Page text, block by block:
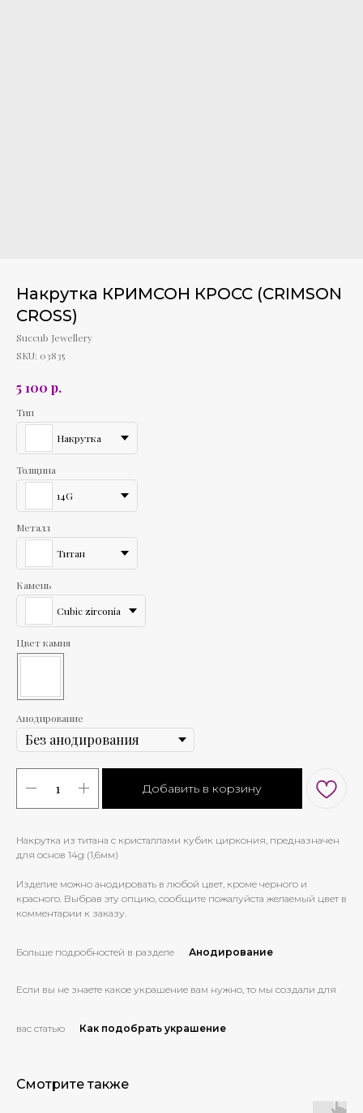
Накрутка КРИМСОН КРОСС (CRIMSON
CROSS)
Succub Jewellery
SKU: 03835
5 100 р.
Тип
Накрутка
Толщина
14G
Металл
Титан
Камень
Cubic zirconia
Цвет камня
Анодирование
Добавить в корзину
Накрутка из титана с кристаллами кубик циркония, предназначен
для основ 14g (1,6мм)
Изделие можно анодировать в любой цвет, кроме черного и
красного. Выбрав эту опцию, сообщите пожалуйста желаемый цвет в
комментарии к заказу.
Больше подробностей в разделе Анодирование
Если вы не знаете какое украшение вам нужно, то мы создали для
вас статью Как подобрать украшение
Смотрите также